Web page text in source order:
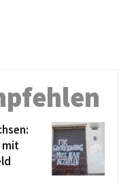
mit